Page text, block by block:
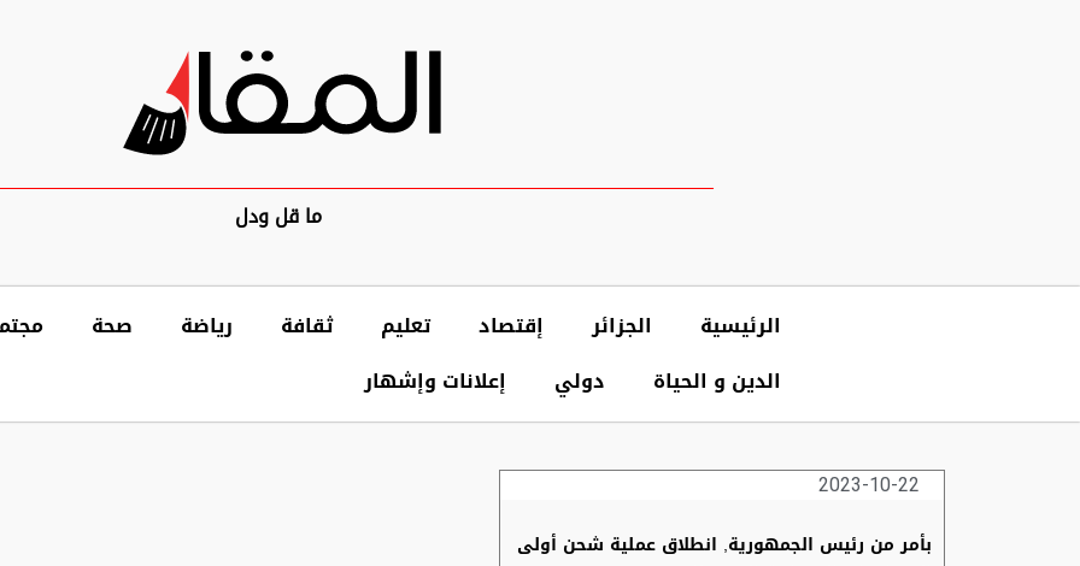
ما قل ودل
الرئيسية الجزائر إقتصاد تعليم ثقافة رياضة صحة
الدين و الحياة
دولي إعلانات وإشهار
2023-10-22
بأمر من رئيس الجمهورية, انطلاق عملية شحن أولى